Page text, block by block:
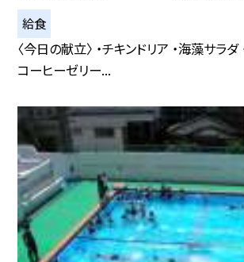
給食
〈今日の献立〉 ・チキンドリア ・海藻サラダ
コーヒーゼリー...